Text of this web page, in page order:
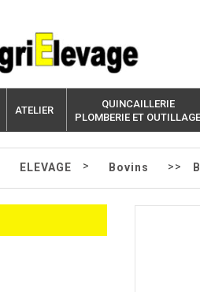
ATELIER
QUINCAILLERIE
PLOMBERIE ET OUTILLAGE
ELEVAGE > Bovins >>